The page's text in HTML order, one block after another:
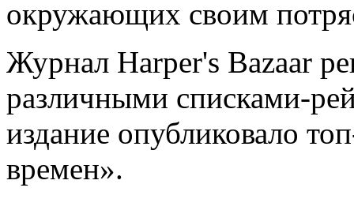
окружающих своим
Журнал Harper's Bazaar
различными списками-
издание опубликовало
времен».